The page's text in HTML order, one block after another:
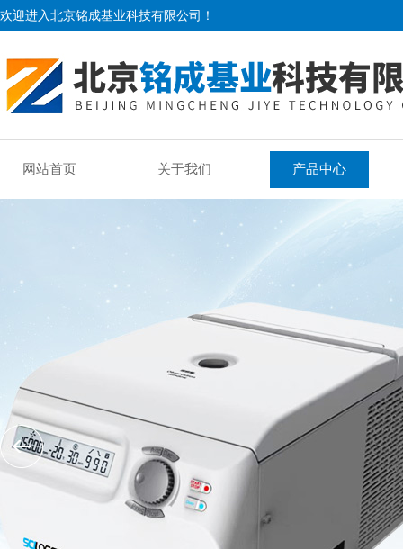
欢迎进入北京铭成基业科技有限公司！
网站首页 关于我们 产品中心